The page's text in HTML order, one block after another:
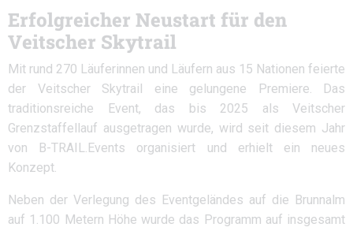
Erfolgreicher Neustart für den
Veitscher Skytrail
Mit rund 270 Läuferinnen und Läufern aus 15 Nationen feierte
der Veitscher Skytrail eine gelungene Premiere. Das
traditionsreiche Event, das bis 2025 als Veitscher
Grenzstaffellauf ausgetragen wurde, wird seit diesem Jahr
von B-TRAIL.Events organisiert und erhielt ein neues
Konzept.
Neben der Verlegung des Eventgeländes auf die Brunnalm
auf 1.100 Metern Höhe wurde das Programm auf insgesamt